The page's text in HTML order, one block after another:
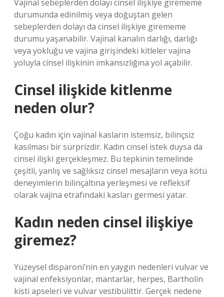
Vajinal sebeplerden dolayı cinsel ilişkiye girememe
durumunda edinilmiş veya doğuştan gelen
sebeplerden dolayı da cinsel ilişkiye girememe
durumu yaşanabilir. Vajinal kanalın darlığı, darlığı
veya yokluğu ve vajina girişindeki kitleler vajina
yoluyla cinsel ilişkinin imkansızlığına yol açabilir.
Cinsel ilişkide kitlenme
neden olur?
Çoğu kadın için vajinal kasların istemsiz, bilinçsiz
kasılması bir sürprizdir. Kadın cinsel istek duysa da
cinsel ilişki gerçekleşmez. Bu tepkinin temelinde
çeşitli, yanlış ve sağlıksız cinsel mesajların veya kötü
deneyimlerin bilinçaltına yerleşmesi ve refleksif
olarak vajina etrafındaki kasları germesi yatar.
Kadın neden cinsel ilişkiye
giremez?
Yüzeysel disparoni’nin en yaygın nedenleri vulvar ve
vajinal enfeksiyonlar, mantarlar, herpes, Bartholin
kisti apseleri ve vulvar vestibülittir. Gerçek nedene